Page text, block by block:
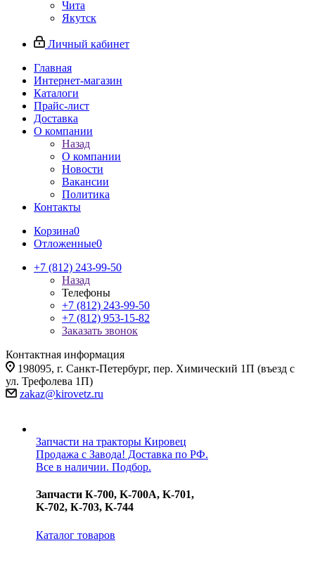
Чита
Якутск
Личный кабинет
Главная
Интернет-магазин
Каталоги
Прайс-лист
Доставка
О компании
Назад
О компании
Новости
Вакансии
Политика
Контакты
Корзина0
Отложенные0
+7 (812) 243-99-50
Назад
Телефоны
+7 (812) 243-99-50
+7 (812) 953-15-82
Заказать звонок
Контактная информация
198095, г. Санкт-Петербург, пер. Химический 1П (въезд с
ул. Трефолева 1П)
zakaz@kirovetz.ru
Запчасти на тракторы Кировец
Продажа с Завода! Доставка по РФ.
Все в наличии. Подбор.
Запчасти К-700, K-700A, K-701,
K-702, К-703, K-744
Каталог товаров